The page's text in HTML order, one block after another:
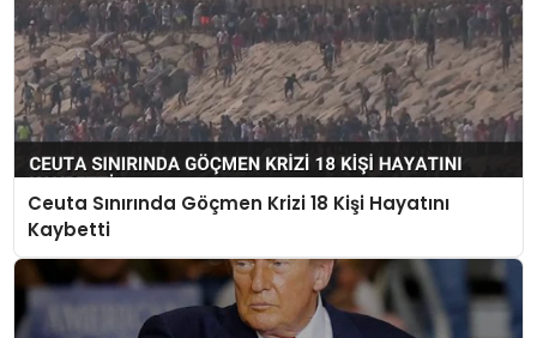
Ceuta Sınırında Göçmen Krizi 18 Kişi Hayatını
Kaybetti